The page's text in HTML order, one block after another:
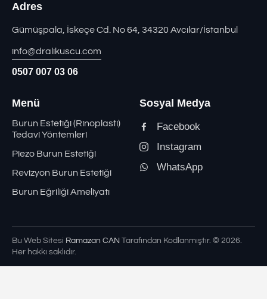
Adres
Gümüşpala, İskeçe Cd. No 64, 34320 Avcılar/İstanbul
info@dralikuscu.com
0507 007 03 06
Menü
Burun Estetiği (Rinoplasti)
Tedavi Yöntemleri
Piezo Burun Estetiği
Revizyon Burun Estetiği
Burun Eğriliği Ameliyatı
Sosyal Medya
Facebook
Instagram
WhatsApp
Bu Web Sitesi Ramazan CAN Tarafından Kodlanmıştır. © 2026.
Her hakkı saklıdır.